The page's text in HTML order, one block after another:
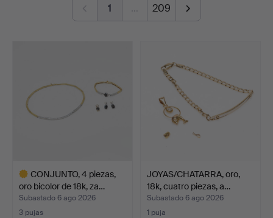
1 … 209
CONJUNTO, 4 piezas,
oro bicolor de 18k, za…
Subastado 6 ago 2026
3 pujas
JOYAS/CHATARRA, oro,
18k, cuatro piezas, a…
Subastado 6 ago 2026
1 puja